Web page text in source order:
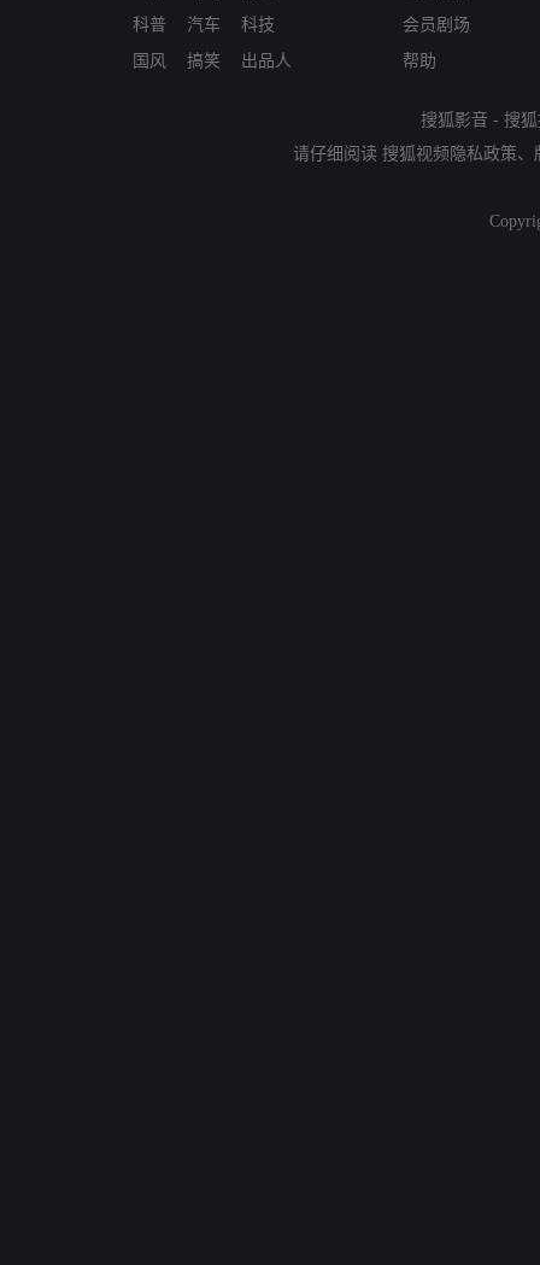
科普
国风
汽车
搞笑
科技
出品人
会员剧场
帮助
搜狐影音 - 搜
请仔细阅读 搜狐视频隐私政策、